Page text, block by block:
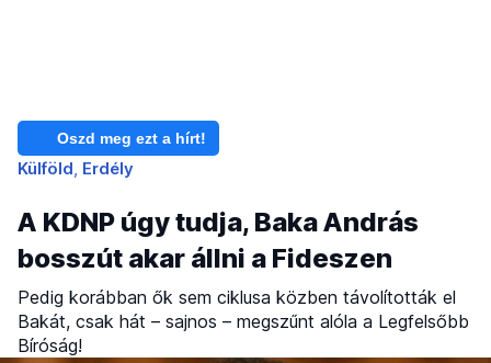
Oszd meg ezt a hírt!
Külföld Erdély
A KDNP úgy tudja, Baka András
bosszút akar állni a Fideszen
Pedig korábban ők sem ciklusa közben távolították el
Bakát, csak hát – sajnos – megszűnt alóla a Legfelsőbb
Bíróság!